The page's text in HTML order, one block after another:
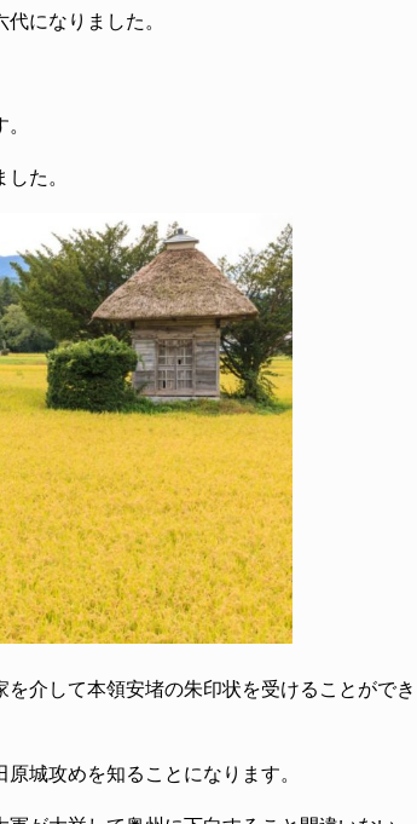
になりました。
た。
介して本領安堵の朱印状を受けることができ
城攻めを知ることになります。